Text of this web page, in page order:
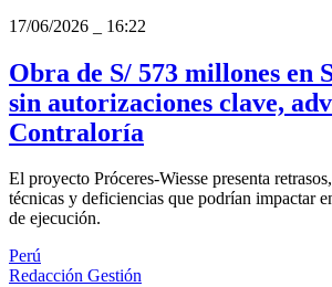
17/06/2026
16:22
Obra de S/ 573 millones en
sin autorizaciones clave,
Contraloría
El proyecto Próceres-Wiesse presenta
técnicas y deficiencias que podrían impactar
de ejecución.
Perú
Redacción Gestión